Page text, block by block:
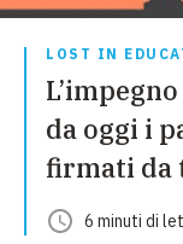
LOST IN
da oggi i
firmati da
6 minuti di